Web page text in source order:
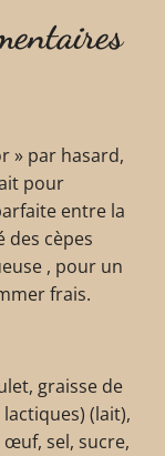
» par hasard,
pour
entre la
des cèpes
, pour un
frais.
graisse de
(lait),
œuf, sel, sucre,